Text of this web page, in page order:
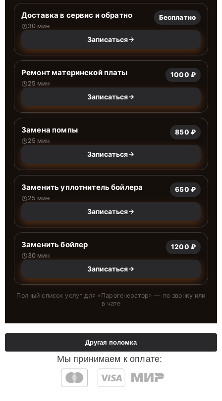
Доставка в сервис и обратно
30 мин
Бесплатно
Записаться
Ремонт материнской платы
25 мин
1000 ₽
Записаться
Замена помпы
25 мин
850 ₽
Записаться
Заменить уплотнитель бойлера
25 мин
650 ₽
Записаться
Заменить бойлер
30 мин
1200 ₽
Записаться
Полный список услуг для «Парогенератор» — по звонку или
в чате
Мы принимаем к оплате:
Другая поломка